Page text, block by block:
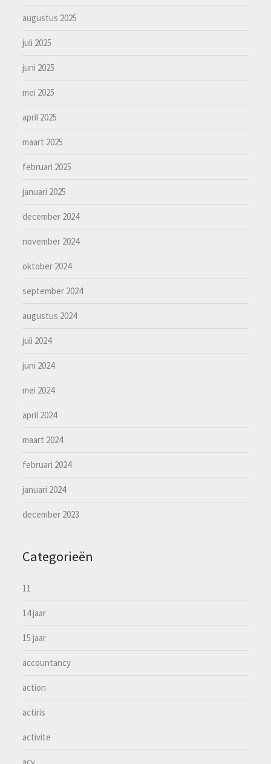
augustus 2025
juli 2025
juni 2025
mei 2025
april 2025
maart 2025
februari 2025
januari 2025
december 2024
november 2024
oktober 2024
september 2024
augustus 2024
juli 2024
juni 2024
mei 2024
april 2024
maart 2024
februari 2024
januari 2024
december 2023
Categorieën
11
14 jaar
15 jaar
accountancy
action
actiris
activite